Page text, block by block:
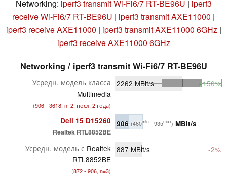
Networking: iperf3 transmit Wi-Fi6/7 RT-BE96U | iperf3
receive Wi-Fi6/7 RT-BE96U | iperf3 transmit AXE11000 |
iperf3 receive AXE11000 | iperf3 transmit AXE11000 6GHz |
iperf3 receive AXE11000 6GHz
Networking / iperf3 transmit Wi-Fi6/7 RT-BE96U
Усредн. модель класса
Multimedia
(906 - 3618, n=2, посл. 2 года)
2262 MBit/s +150%
Dell 15 D15260
Realtek RTL8852BE
906 (460min - 935max) MBit/s
Усредн. модель с Realtek
RTL8852BE
(872 - 906, n=3)
887 MBit/s -2%